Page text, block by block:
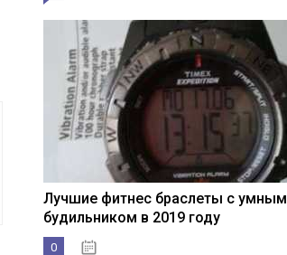
Лучшие фитнес браслеты с умным
будильником в 2019 году
0